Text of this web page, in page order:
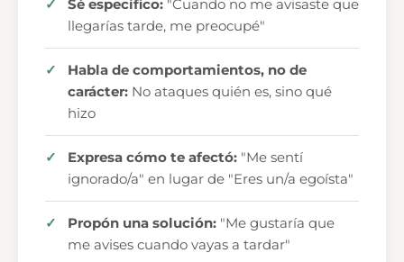
Sé específico: "Cuando no me avisaste que
llegarías tarde, me preocupé"
Habla de comportamientos, no de
carácter: No ataques quién es, sino qué
hizo
Expresa cómo te afectó: "Me sentí
ignorado/a" en lugar de "Eres un/a egoísta"
Propón una solución: "Me gustaría que
me avises cuando vayas a tardar"